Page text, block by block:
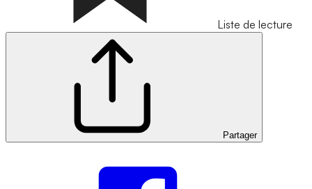
Liste de lecture
Partager